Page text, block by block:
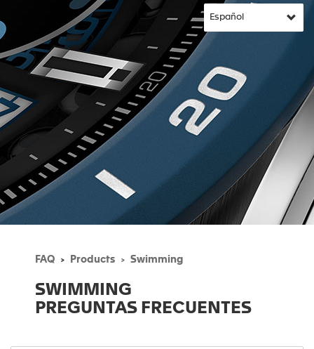
FAQ Products Swimming
SWIMMING
PREGUNTAS FRECUENTES